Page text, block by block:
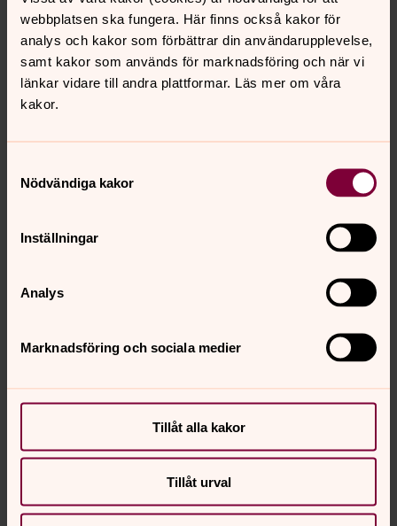
webbplatsen ska fungera. Här finns också kakor för
analys och kakor som förbättrar din användarupplevelse,
samt kakor som används för marknadsföring och när vi
länkar vidare till andra plattformar. Läs mer om våra
kakor.
Nödvändiga kakor
Inställningar
Analys
Marknadsföring och sociala medier
Tillåt alla kakor
Tillåt urval
vision finns beskriven i vår programförklaring –
församlingsinstruktionen. Här hittar du
församlingsinstruktionen för Örebro pastorat.
Svenska kyrkan i Örebro
Telefon: 019-15 45 00, helgfri mån–fre kl. 9–14.30.
Lunchstängt kl. 12–13.
Almby
Längbro
Nikolai
Gemensam verksamhet